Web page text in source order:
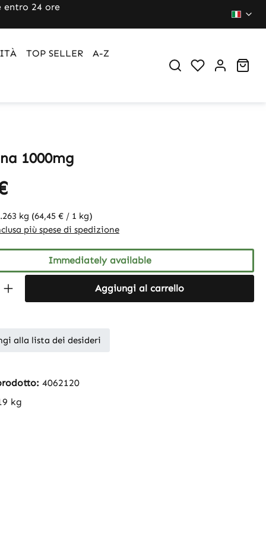
entro 24 ore
TOP SELLER
A-Z
1000mg
kg (64,45 € / 1 kg)
più spese di spedizione
Immediately available
Enter the desired amount
Aggiungi al carrello
alla lista dei desideri
4062120
kg